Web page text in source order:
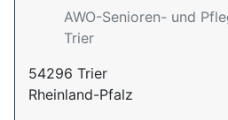
AWO-Senioren- und
Trier
54296 Trier
Rheinland-Pfalz